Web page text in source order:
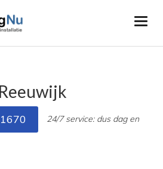
24/7 service: dus dag en